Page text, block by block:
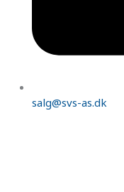
salg@svs-as.dk